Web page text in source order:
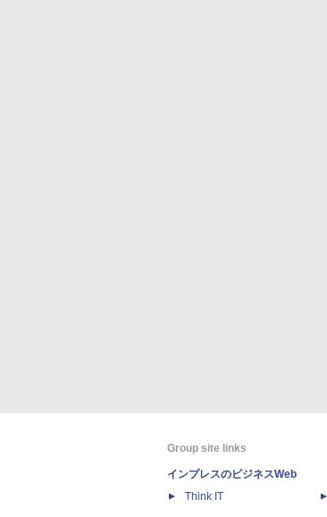
Group site links
インプレスのビジネスWeb
Think IT